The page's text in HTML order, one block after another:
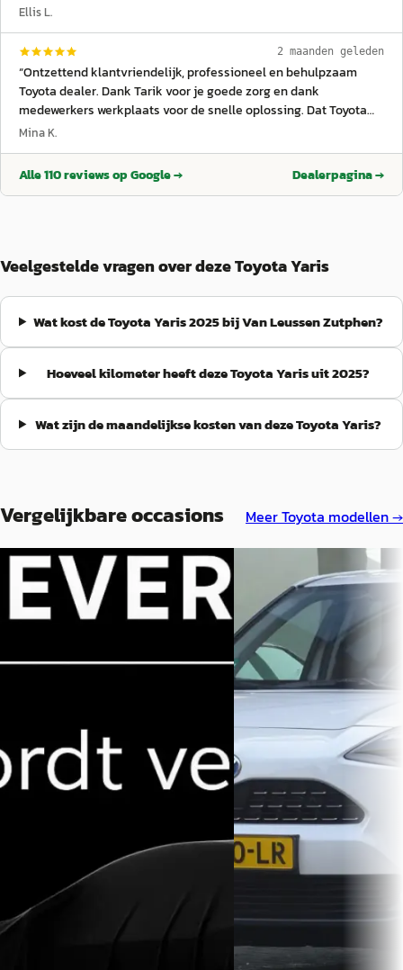
Ellis L.
2 maanden geleden
“Ontzettend klantvriendelijk, professioneel en behulpzaam
Toyota dealer. Dank Tarik voor je goede zorg en dank
medewerkers werkplaats voor de snelle oplossing. Dat Toyota
geweldige autos maakt wisten we al maar dat iedereen zo
Mina K.
Alle110reviews op Google → Dealerpagina →
Veelgestelde vragen over deze Toyota Yaris
Wat kost de Toyota Yaris 2025 bij Van Leussen Zutphen?
Hoeveel kilometer heeft deze Toyota Yaris uit 2025?
Wat zijn de maandelijkse kosten van deze Toyota Yaris?
Vergelijkbare occasions MeerToyota modellen →
A
Toyota Yaris ·2021
1.5 Hybrid Style
€ 19.950
Marktconform
2021 · 78.305 km · Hybride ·
Automaat
Bekijk aanbieding →
Vergelijk
Toyota Yaris·2022
1.5 Hybrid Executive
€ 27.000
v.a. € 572/mnd
Boven markt
2022 · 25.869 km · Hybride
Automaat
Auto & Service van de
Vaassen
Bekijk aanbieding →